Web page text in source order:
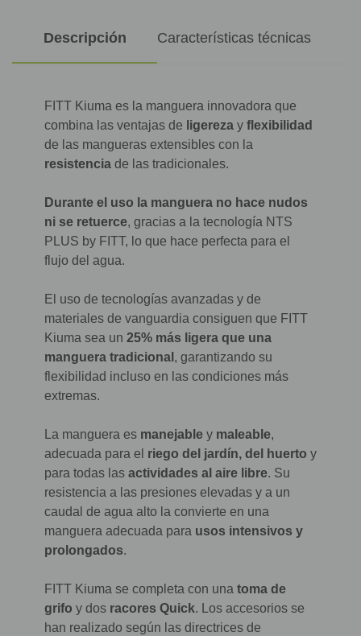
Descripción Características técnicas
FITT Kiuma es la manguera innovadora que
combina las ventajas de ligereza y flexibilidad
de las mangueras extensibles con la
resistencia de las tradicionales.
Durante el uso la manguera no hace nudos
ni se retuerce, gracias a la tecnología NTS
PLUS by FITT, lo que hace perfecta para el
flujo del agua.
El uso de tecnologías avanzadas y de
materiales de vanguardia consiguen que FITT
Kiuma sea un 25% más ligera que una
manguera tradicional , garantizando su
flexibilidad incluso en las condiciones más
extremas.
La manguera es manejable y maleable,
adecuada para el riego del jardín, del huerto y
para todas las actividades al aire libre. Su
resistencia a las presiones elevadas y a un
caudal de agua alto la convierte en una
manguera adecuada para usos intensivos y
prolongados.
FITT Kiuma se completa con una toma de
grifo y dos racores Quick. Los accesorios se
han realizado según las directrices de